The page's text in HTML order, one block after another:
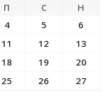
П С Н
4 5
6
11 12
13
18 19
20
25 26
27